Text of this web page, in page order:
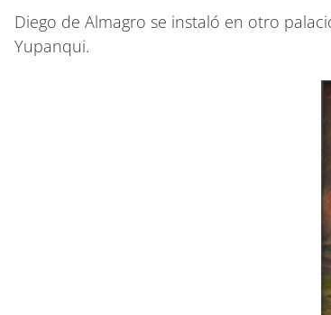
Diego de Almagro se instaló en otro
Yupanqui.